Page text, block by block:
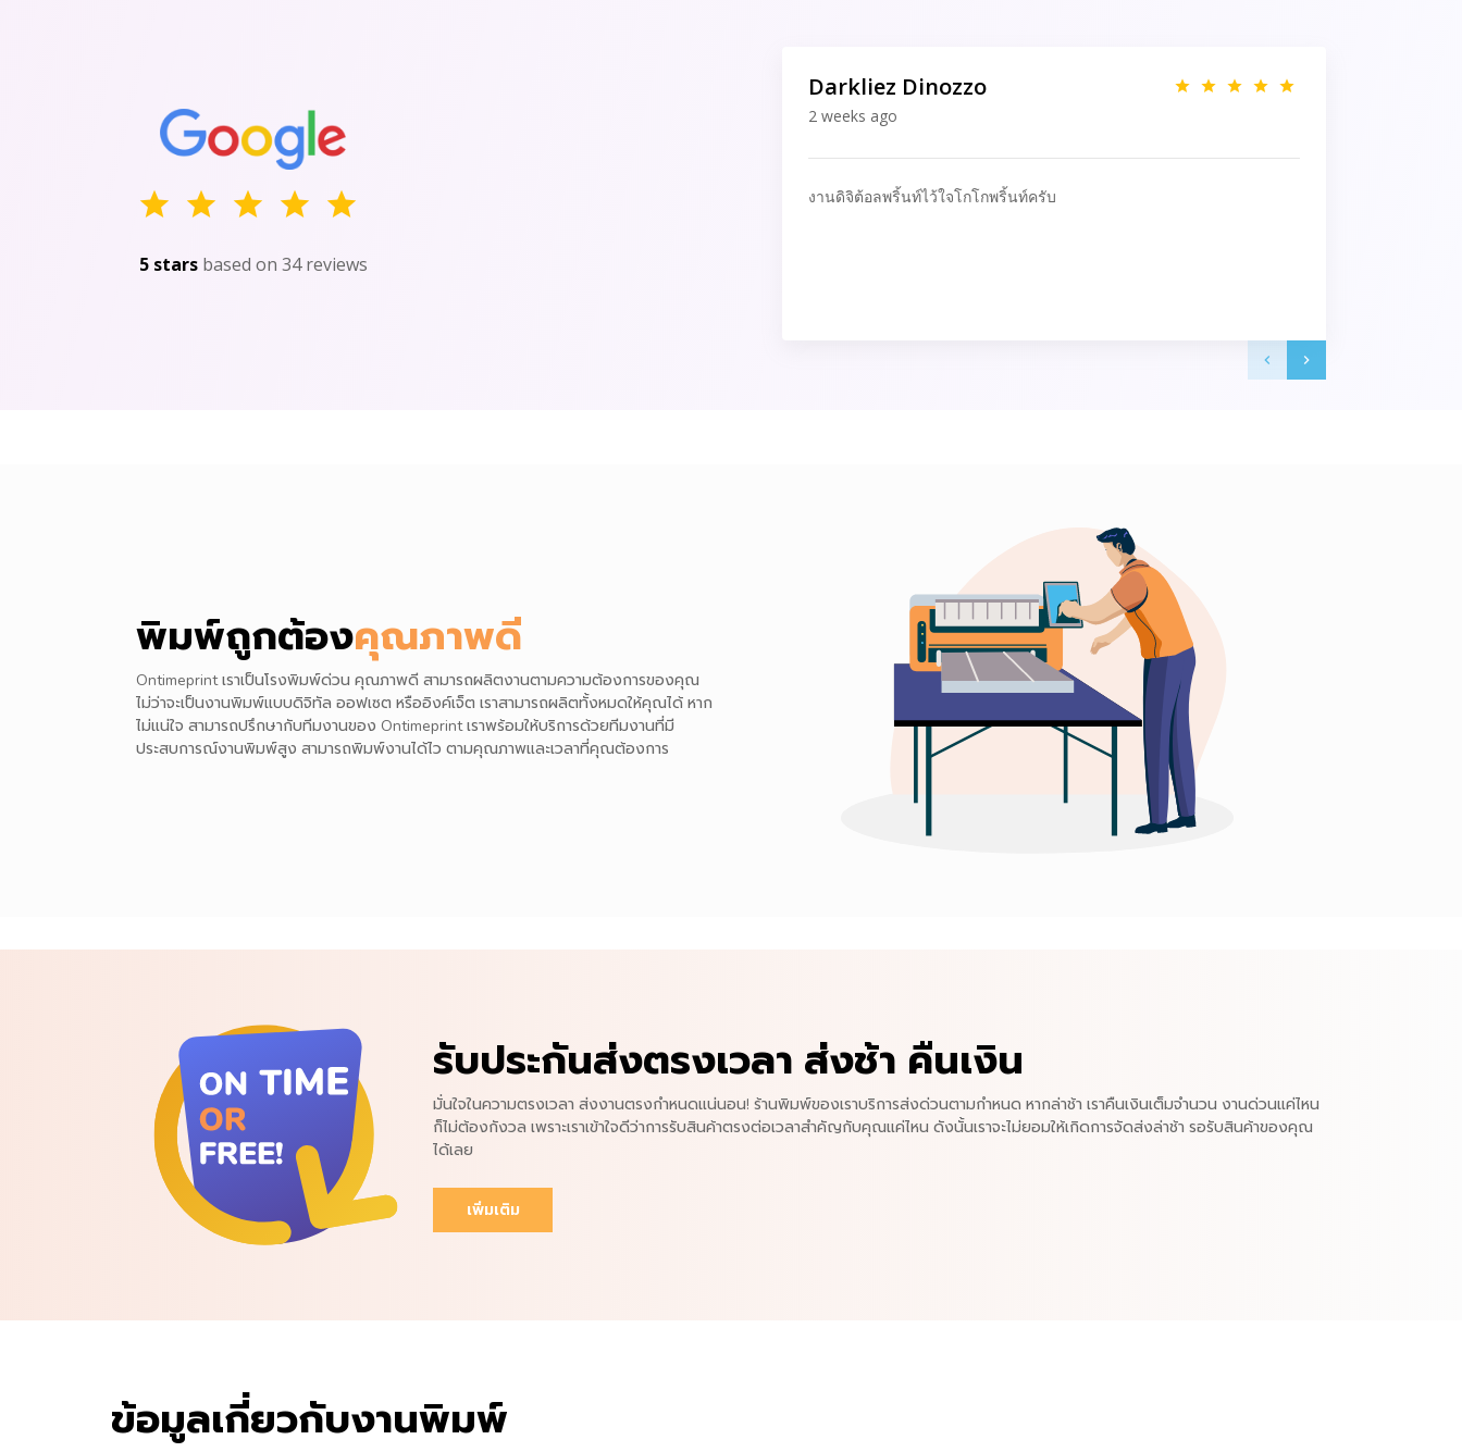
5 starsbased on 34 reviews
Darkliez Dinozzo
2 weeks ago
งานดิจิต้อลพริ้นท์ไว้ใจโกโกพริ้นท์ครับ
พิมพ์ถูกต้องคุณภาพดี
Ontimeprint เราเป็นโรงพิมพ์ด่วน คุณภาพดี สามารถผลิตงานตามความต้องการของคุณ
ไม่ว่าจะเป็นงานพิมพ์แบบดิจิทัล ออฟเซต หรืออิงค์เจ็ต เราสามารถผลิตทั้งหมดให้คุณได้ หาก
ไม่แน่ใจ สามารถปรึกษากับทีมงานของ Ontimeprint เราพร้อมให้บริการด้วยทีมงานที่มี
ประสบการณ์งานพิมพ์สูง สามารถพิมพ์งานได้ไว ตามคุณภาพและเวลาที่คุณต้องการ
รับประกันส่งตรงเวลา ส่งช้า คืนเงิน
มั่นใจในความตรงเวลา ส่งงานตรงกำหนดแน่นอน! ร้านพิมพ์ของเราบริการส่งด่วนตามกำหนด หากล่าช้า เราคืนเงินเต็มจำนวน งานด่วนแค่ไหน
ก็ไม่ต้องกังวล เพราะเราเข้าใจดีว่าการรับสินค้าตรงต่อเวลาสำคัญกับคุณแค่ไหน ดังนั้นเราจะไม่ยอมให้เกิดการจัดส่งล่าช้า รอรับสินค้าของคุณ
ได้เลย
เพิ่มเติม
ข้อมูลเกี่ยวกับงานพิมพ์